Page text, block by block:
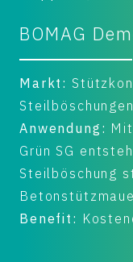
BOMAG
Markt:
Steilböschungen
Anwendung:
Grün SG
Steilböschung
Benefit: